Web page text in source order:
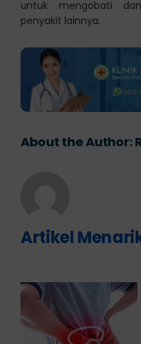
untuk mengobati
penyakit lainnya.
About the Author:
Artikel